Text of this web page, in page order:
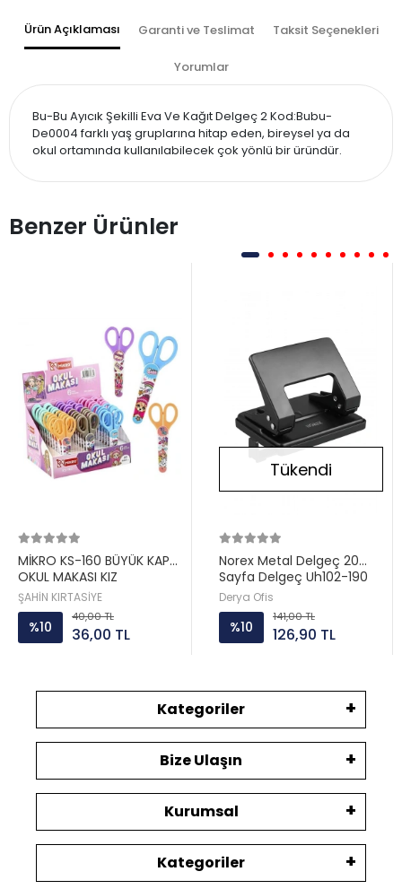
Ürün Açıklaması Garanti ve Teslimat Taksit Seçenekleri
Yorumlar
Bu-Bu Ayıcık Şekilli Eva Ve Kağıt Delgeç 2 Kod:Bubu-
De0004 farklı yaş gruplarına hitap eden, bireysel ya da
okul ortamında kullanılabilecek çok yönlü bir üründür.
Benzer Ürünler
MİKRO KS-160 BÜYÜK KAPLI
OKUL MAKASI KIZ
ŞAHİN KIRTASİYE
%10
40,00 TL
36,00 TL
Tükendi
Norex Metal Delgeç 20
Sayfa Delgeç Uh102-190
Derya Ofis
%10
141,00 TL
126,90 TL
Kategoriler
Bize Ulaşın
Kurumsal
Kategoriler